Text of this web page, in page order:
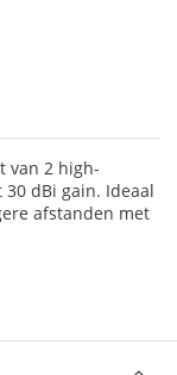
van 2 high-
dBi gain. Ideaal
afstanden met